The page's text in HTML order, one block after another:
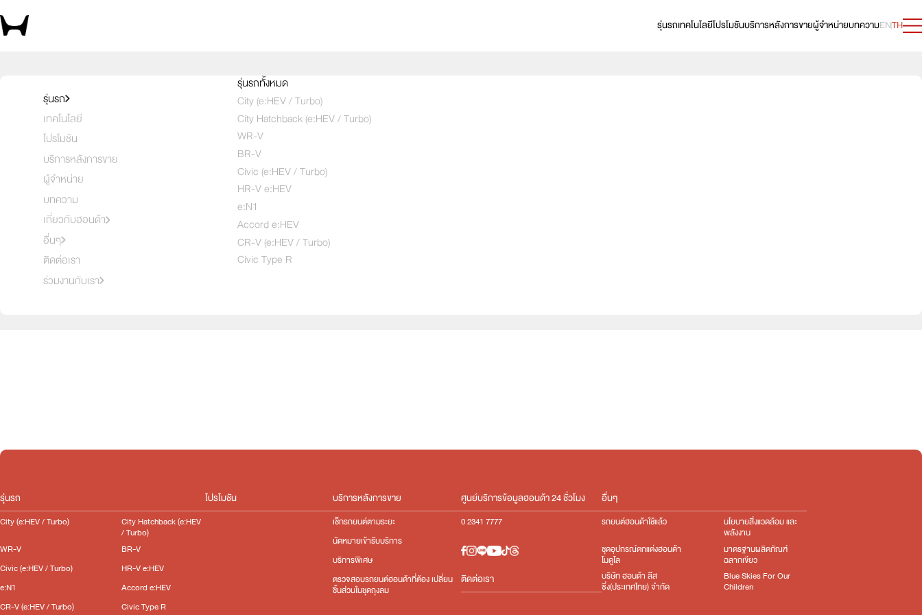
รุ่นรถเทคโนโลยีโปรโมชันบริการหลังการขายผู้จำหน่ายบทความENTH
รุ่นรถ
เทคโนโลยี
โปรโมชัน
บริการหลังการขาย
ผู้จำหน่าย
บทความ
เกี่ยวกับฮอนด้า
อื่นๆ
ติดต่อเรา
ร่วมงานกับเรา
รุ่นรถทั้งหมด
City (e:HEV / Turbo)
City Hatchback (e:HEV / Turbo)
WR-V
BR-V
Civic (e:HEV / Turbo)
HR-V e:HEV
e:N1
Accord e:HEV
CR-V (e:HEV / Turbo)
Civic Type R
สัมผัสความสปอร์ต ด้วยตัวคุณเอง ทดลองขับเลย!
เลือกคันที่ใช่
รุ่นรถ
City (e:HEV / Turbo) City Hatchback (e:HEV
/ Turbo)
WR-V
BR-V
Civic (e:HEV / Turbo)
HR-V e:HEV
e:N1
Accord e:HEV
CR-V (e:HEV / Turbo)
Civic Type R
โปรโมชัน บริการหลังการขาย
เช็กรถยนต์ตามระยะ
นัดหมายเข้ารับบริการ
บริการพิเศษ
ตรวจสอบรถยนต์ฮอนด้าที่ต้อง เปลี่ยน
ชิ้นส่วนในชุดถุงลม
ศูนย์บริการข้อมูลฮอนด้า 24 ชั่วโมง
0 2341 7777
ติดต่อเรา
อื่นๆ
รถยนต์ฮอนด้าใช้แล้ว นโยบายสิ่งแวดล้อม และ
พลังงาน
ชุดอุปกรณ์ตกแต่ง​ฮอนด้า
โมดูโล
มาตรฐานผลิตภัณฑ์
ฉลากเขียว
บริษัท ฮอนด้า ลีส
ซิ่ง(ประเทศไทย) จำกัด
Blue Skies For Our
Children